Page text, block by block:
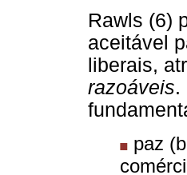
Rawls (6)
aceitável
liberais,
razoáveis.
paz